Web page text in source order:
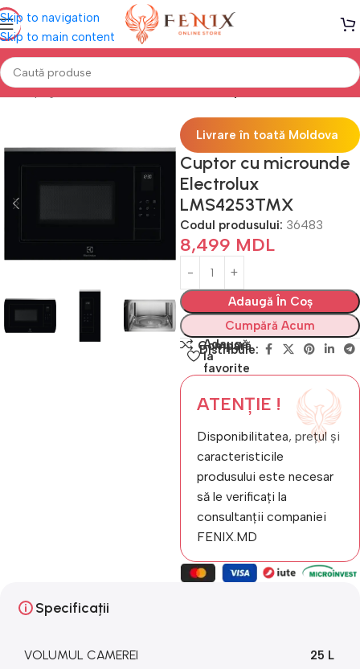
Skip to navigation
Skip to main content
Prima pagină Electrocasnice Bucătărie Cuptoare cu microunde
Livrare în toată Moldova
Cuptor cu microunde
Electrolux
LMS4253TMX
Codul produsului: 36483
8,499 MDL
Adaugă În Coș
Cumpără Acum
Compară
Adaugă
la
favorite
Distribuie:
ATENȚIE !
Disponibilitatea, prețul și
caracteristicile
produsului este necesar
să le verificați la
consultanții companiei
FENIX.MD
Specificații
VOLUMUL CAMEREI 25 L